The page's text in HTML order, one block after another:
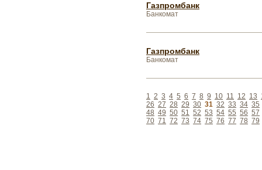
Газпромбанк
Банкомат
Газпромбанк
Банкомат
1 2 3 4 5 6 7 8 9 10 11 12 13
26 27 28 29 30 31 32 33 34 35
48 49 50 51 52 53 54 55 56 57
70 71 72 73 74 75 76 77 78 79